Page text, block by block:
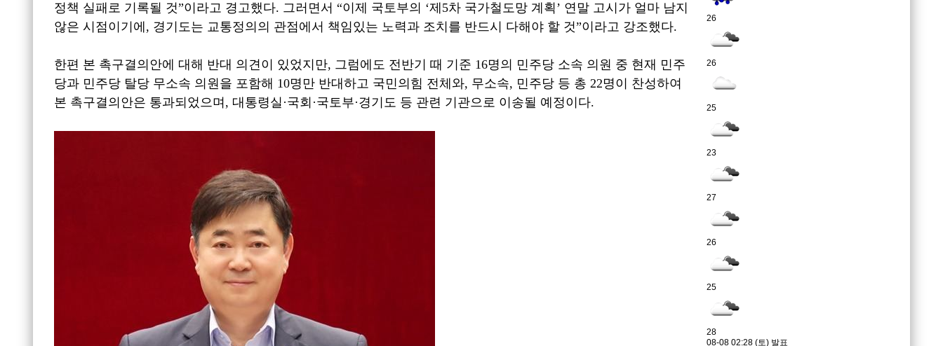
정책 실패로 기록될 것”이라고 경고했다. 그러면서 “이제 국토부의 ‘제 5차 국가철도망 계획 ’ 연말 고시가 얼마 남지
않은 시점이기에 , 경기도는 교통정의의 관점에서 책임있는 노력과 조치를 반드시 다해야 할 것”이라고 강조했다.
한편 본 촉구결의안에 대해 반대 의견이 있었지만, 그럼에도 전반기 때 기준 16명의 민주당 소속 의원 중 현재 민주
당과 민주당 탈당 무소속 의원을 포함해 10명만 반대하고 국민의힘 전체와, 무소속, 민주당 등 총 22명이 찬성하여
본 촉구결의안은 통과되었으며 , 대통령실 ·국회 ·국토부·경기도 등 관련 기관으로 이송될 예정이다.
26
26
25
23
27
26
25
28
08-08 02:28 (토) 발표